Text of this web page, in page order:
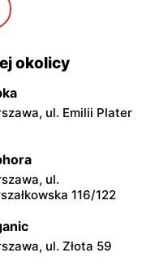
ul. Gen. Augusta
Fieldorfa Nila 28
ul. Jana Karskiego 5
ul. Ks.
14
okolicy
ul. Emilii Plater
ul.
116/122
ul. Złota 59